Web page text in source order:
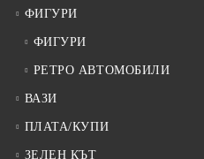
ФИГУРИ
ФИГУРИ
РЕТРО АВТОМОБИЛИ
ВАЗИ
ПЛАТА/КУПИ
ЗЕЛЕН КЪТ